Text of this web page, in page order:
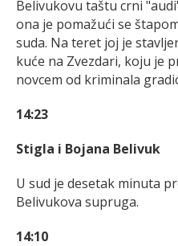
Belivukovu taštu crni
ona je pomažući se
suda. Na teret joj je
kuće na Zvezdari, koju je
novcem od kriminala
14:23
Stigla i Bojana Belivuk
U sud je desetak minuta
Belivukova supruga.
14:10